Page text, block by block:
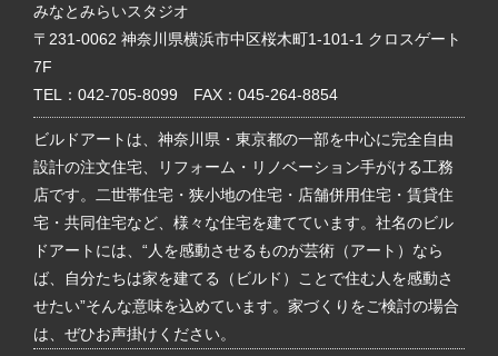
みなとみらいスタジオ
〒231-0062 神奈川県横浜市中区桜木町1-101-1 クロスゲート
7F
TEL： 042-705-8099 FAX：045-264-8854
ビルドアートは、神奈川県・東京都の一部を中心に完全自由
設計の注文住宅、リフォーム・リノベーション手がける工務
店です。二世帯住宅・狭小地の住宅・店舗併用住宅・賃貸住
宅・共同住宅など、様々な住宅を建てています。社名のビル
ドアートには、“人を感動させるものが芸術（アート）なら
ば、自分たちは家を建てる（ビルド）ことで住む人を感動さ
せたい”そんな意味を込めています。家づくりをご検討の場合
は、ぜひお声掛けください。